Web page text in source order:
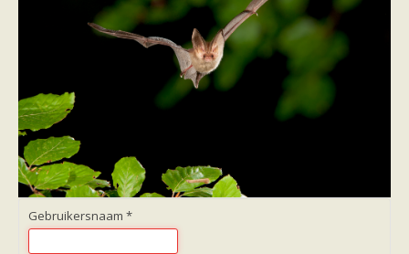
Vleermuis gezien
Waarneming doorgeven
Wat doen wij met meldingen
Telinstructie
Waarnemingen doorgeven elders
Hulp
Vleermuis gevonden
Vanginstructie
Hulp per email
Hulp per provincie
Drenthe
Groningen
Home
Gebruikersnaam *